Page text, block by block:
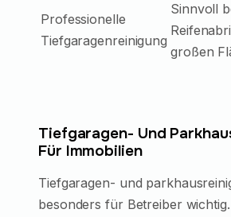
Professionelle
Tiefgaragenreinigung
Sinnvoll
großen
Tiefgaragen- Und
Für Immobilien
Tiefgaragen- und
besonders für Betreiber